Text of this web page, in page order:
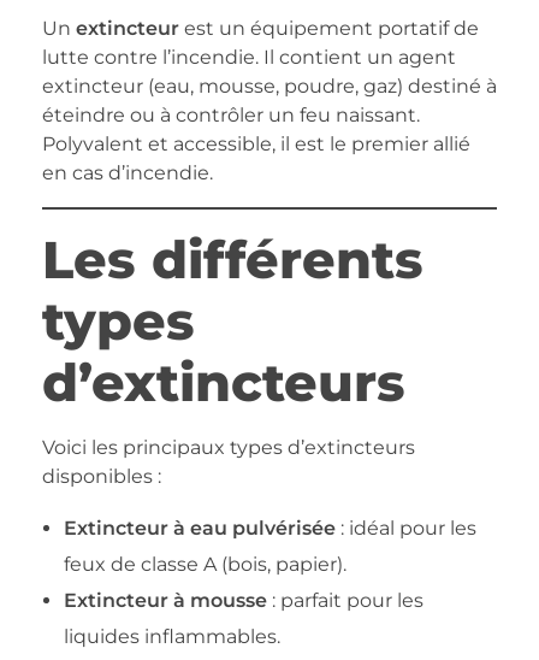
Un extincteur est un équipement portatif de
lutte contre l’incendie. Il contient un agent
extincteur (eau, mousse, poudre, gaz) destiné à
éteindre ou à contrôler un feu naissant.
Polyvalent et accessible, il est le premier allié
en cas d’incendie.
Les différents
types
d’extincteurs
Voici les principaux types d’extincteurs
disponibles :
Extincteur à eau pulvérisée: idéal pour les
feux de classe A (bois, papier).
Extincteur à mousse: parfait pour les
liquides inflammables.